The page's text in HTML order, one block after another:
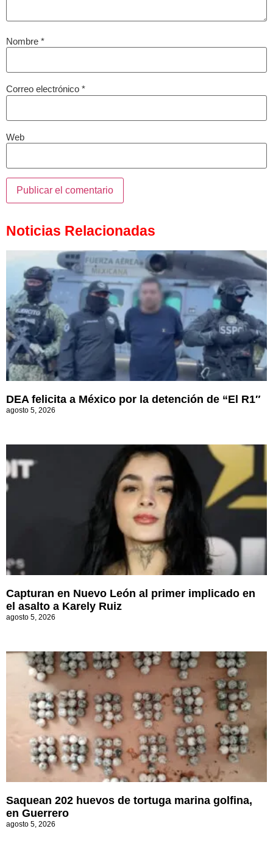
Nombre *
Correo electrónico *
Web
Noticias Relacionadas
DEA felicita a México por la detención de “El R1″
agosto 5, 2026
Capturan en Nuevo León al primer implicado en
el asalto a Karely Ruiz
agosto 5, 2026
Saquean 202 huevos de tortuga marina golfina,
en Guerrero
agosto 5, 2026